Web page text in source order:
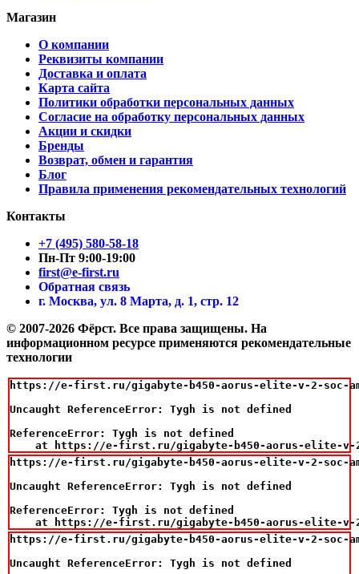
Магазин
О компании
Реквизиты компании
Доставка и оплата
Карта сайта
Политики обработки персональных данных
Согласие на обработку персональных данных
Акции и скидки
Бренды
Возврат, обмен и гарантия
Блог
Правила применения рекомендательных технологий
Контакты
+7 (495) 580-58-18
Пн-Пт 9:00-19:00
first@e-first.ru
Обратная связь
г. Москва, ул. 8 Марта, д. 1, стр. 12
© 2007-2026 Фёрст. Все права защищены. На
информационном ресурсе применяются рекомендательные
технологии
https://e-first.ru/gigabyte-b450-aorus-elite-v-2-soc-
Uncaught ReferenceError: Tygh is not defined
ReferenceError: Tygh is not defined
at https://e-first.ru/gigabyte-b450-aorus-elite-
https://e-first.ru/gigabyte-b450-aorus-elite-v-2-soc-
Uncaught ReferenceError: Tygh is not defined
ReferenceError: Tygh is not defined
at https://e-first.ru/gigabyte-b450-aorus-elite-
https://e-first.ru/gigabyte-b450-aorus-elite-v-2-soc-
Uncaught ReferenceError: Tygh is not defined